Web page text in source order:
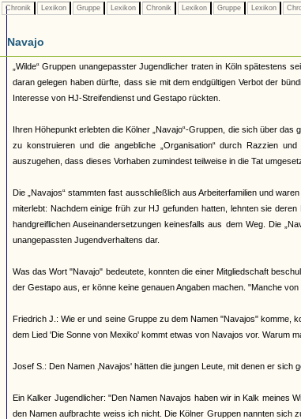
Chronik Lexikon Gruppe Lexikon Chronik Lexikon Gruppe Lexikon
Navajo
„Wilde“ Gruppen unangepasster Jugendlicher traten in Köln spätestens
daran gelegen haben dürfte, dass sie mit dem endgültigen Verbot der
Interesse von HJ-Streifendienst und Gestapo rückten.
Ihren Höhepunkt erlebten die Kölner „Navajo“-Gruppen, die sich über
zu konstruieren und die angebliche „Organisation“ durch Razzien
auszugehen, dass dieses Vorhaben zumindest teilweise in die Tat
Die „Navajos“ stammten fast ausschließlich aus Arbeiterfamilien und
miterlebt: Nachdem einige früh zur HJ gefunden hatten, lehnten sie
handgreiflichen Auseinandersetzungen keinesfalls aus dem Weg. Die
unangepassten Jugendverhaltens dar.
Was das Wort "Navajo" bedeutete, konnten die einer Mitgliedschaft
der Gestapo aus, er könne keine genauen Angaben machen. "Manche
Friedrich J.: Wie er und seine Gruppe zu dem Namen "Navajos" komme,
dem Lied 'Die Sonne von Mexiko' kommt etwas von Navajos vor. Warum
Josef S.: Den Namen ‚Navajos' hätten die jungen Leute, mit denen er
Ein Kalker Jugendlicher: "Den Namen Navajos haben wir in Kalk meines
den Namen aufbrachte weiss ich nicht. Die Kölner Gruppen nannten sich